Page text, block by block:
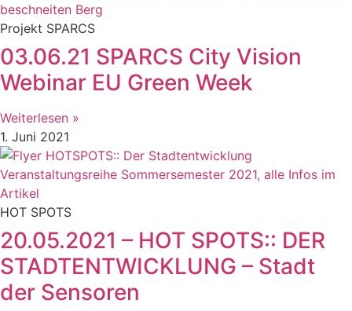
Projekt SPARCS
03.06.21 SPARCS City Vision
Webinar EU Green Week
Weiterlesen »
1. Juni 2021
HOT SPOTS
20.05.2021 – HOT SPOTS:: DER
STADTENTWICKLUNG – Stadt
der Sensoren